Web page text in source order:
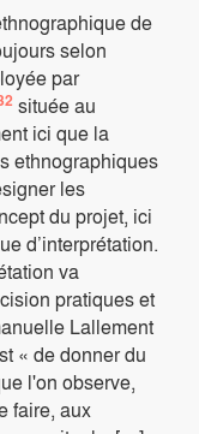
de
selon
par
située au
ici que la
ethnographiques
les
du projet, ici
d’interprétation.
va
pratiques et
Lallement
« de donner du
l'on observe,
faire, aux